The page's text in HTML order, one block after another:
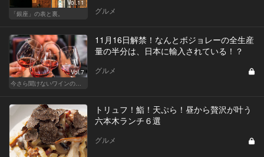
Vol.11
「銀座」の表と裏。
グルメ
Vol.7
今さら聞けないワインの基礎知識
11月16日解禁！なんとボジョレーの全生産
量の半分は、日本に輸入されている！？
グルメ
トリュフ！鮨！天ぷら！昼から贅沢が叶う
六本木ランチ６選
グルメ